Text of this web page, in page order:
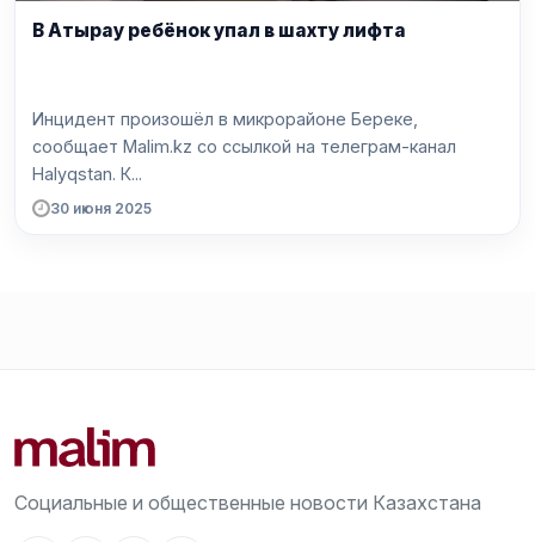
В Атырау ребёнок упал в шахту лифта
Инцидент произошёл в микрорайоне Береке,
сообщает Malim.kz со ссылкой на телеграм-канал
Halyqstan. К...
30 июня 2025
Социальные и общественные новости Казахстана